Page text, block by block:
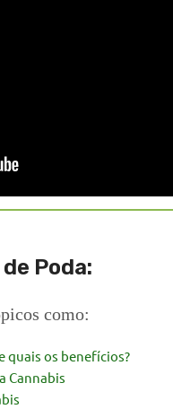
Poda:
como:
quais os benefícios?
Cannabis